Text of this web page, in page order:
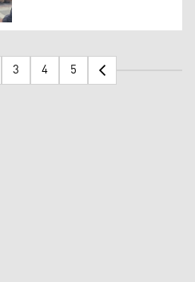
hatin binçavkirin
3 4 5